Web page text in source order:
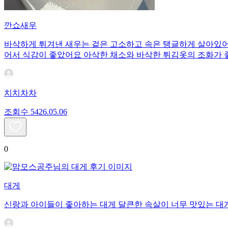
깐쇼새우
바삭하게 튀겨낸 새우는 겉은 고소하고 속은 탱글하게 살아
어서 식감이 좋았어요 아삭한 채소와 바삭한 튀김옷의 조화가
치치차차
조회수 5426.05.06
0
대게
신랑과 아이들이 좋아하는 대게 달큰한 속살이 너무 맛있는